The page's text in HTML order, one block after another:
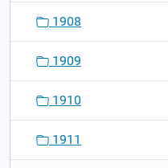
1908
1909
1910
1911